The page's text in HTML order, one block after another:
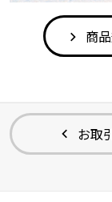
商品
お取